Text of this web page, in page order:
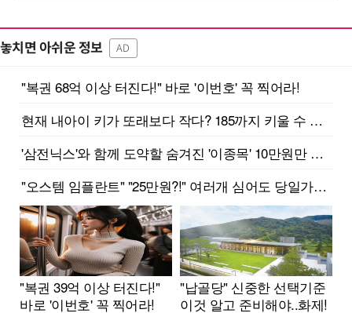
놓치면 아쉬운 정보 AD